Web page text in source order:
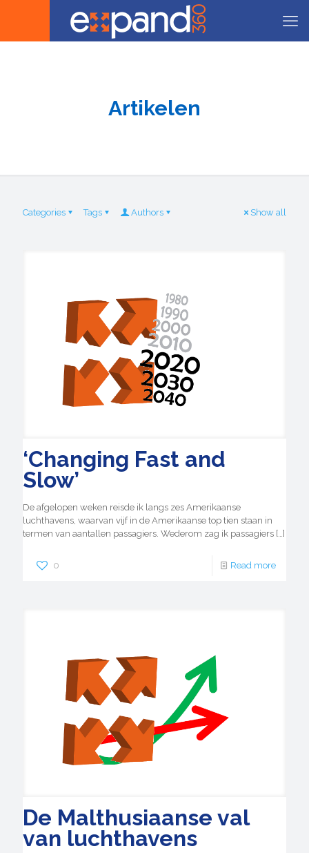
Artikelen
Categories Tags Authors Show all
‘Changing Fast and
Slow’
De afgelopen weken reisde ik langs zes Amerikaanse
luchthavens, waarvan vijf ​​in de Amerikaanse top tien staan in
termen van aantallen passagiers. Wederom zag ik passagiers […]
0 Read more
De Malthusiaanse val
van luchthavens